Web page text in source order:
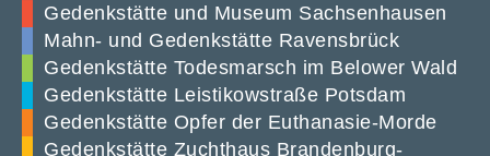
Gedenkstätte und Museum Sachsenhausen
Mahn- und Gedenkstätte Ravensbrück
Gedenkstätte Todesmarsch im Belower Wald
Gedenkstätte Leistikowstraße Potsdam
Gedenkstätte Opfer der Euthanasie-Morde
Gedenkstätte Zuchthaus Brandenburg-